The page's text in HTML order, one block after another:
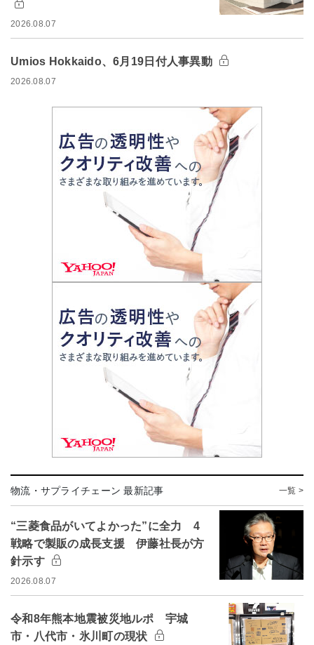
2026.08.07
Umios Hokkaido、6月19日付人事異動
2026.08.07
物流・サプライチェーン 最新記事 一覧 >
“三菱食品がいてよかった”に全力 4
戦略で製販の成長支援 伊藤社長が方
針示す
2026.08.07
令和8年熊本地震被災地ルポ 宇城
市・八代市・氷川町の現状